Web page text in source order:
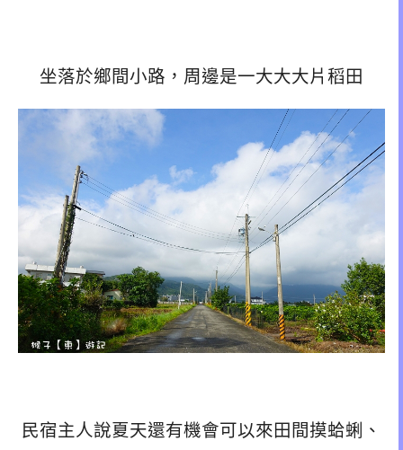
坐落於鄉間小路，周邊是一大大大片稻田
民宿主人說夏天還有機會可以來田間摸蛤蜊、